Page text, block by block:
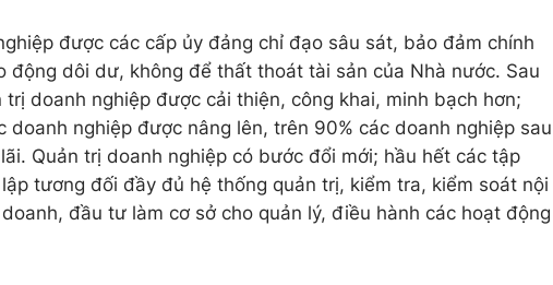
được các cấp ủy đảng chỉ đạo sâu sát, bảo đảm chính
động dôi dư, không để thất thoát tài sản của Nhà nước. Sau
doanh nghiệp được cải thiện, công khai, minh bạch hơn;
doanh nghiệp được nâng lên, trên 90% các doanh nghiệp sau
Quản trị doanh nghiệp có bước đổi mới; hầu hết các tập
tương đối đầy đủ hệ thống quản trị, kiểm tra, kiểm soát nội
đầu tư làm cơ sở cho quản lý, điều hành các hoạt động